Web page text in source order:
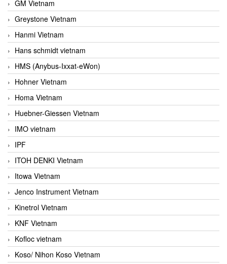
GM Vietnam
Greystone Vietnam
Hanmi Vietnam
Hans schmidt vietnam
HMS (Anybus-Ixxat-eWon)
Hohner Vietnam
Homa Vietnam
Huebner-Giessen Vietnam
IMO vietnam
IPF
ITOH DENKI Vietnam
Itowa Vietnam
Jenco Instrument Vietnam
Kinetrol Vietnam
KNF Vietnam
Kofloc vietnam
Koso/ Nihon Koso Vietnam